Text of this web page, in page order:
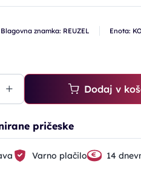
Blagovna znamka: REUZEL Enota:
Dodaj v
pričeske
Varno plačilo 14